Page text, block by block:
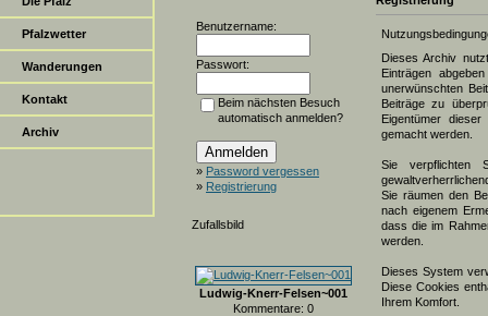
Pfalzwetter
Wanderungen
Kontakt
Archiv
Benutzername:
Passwort:
Beim nächsten Besuch
automatisch anmelden?
» Password vergessen
» Registrierung
Zufallsbild
Ludwig-Knerr-Felsen~001
Kommentare: 0
Dieses Archiv
Einträgen
unerwünschten
Beiträge zu
Eigentümer
gemacht werden.
Sie verpflichten
Sie räumen den
nach eigenem
dass die im
werden.
Dieses System
Diese Cookies
Ihrem Komfort.